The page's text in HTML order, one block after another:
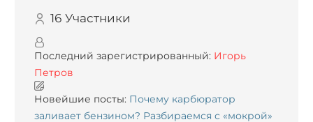
16 Участники
Последний зарегистрированный: Игорь
Петров
Новейшие посты: Почему карбюратор
заливает бензином? Разбираемся с «мокрой»